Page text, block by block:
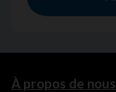
À propos de nous